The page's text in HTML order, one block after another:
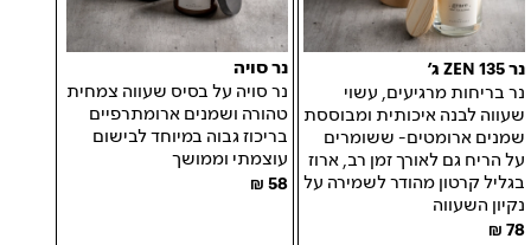
נר ZEN 135 ג׳
78
נר בריחות מרגיעים, עשוי
שעווה לבנה איכותית ומבוססת
שמנים ארומטים- ששומרים
על הריח גם לאורך זמן רב, ארוז
בגליל קרטון מהודר לשמירה על
נקיון השעווה
נר סויה
58
נר סויה על בסיס שעווה צמחית
טהורה ושמנים ארומתרפיים
בריכוז גבוה במיוחד לבישום
עוצמתי וממושך